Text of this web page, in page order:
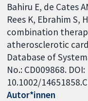
Bahiru E, de Cates
Rees K, Ebrahim S,
combination
atherosclerotic
Database of
No.: CD009868. DOI:
10.1002/
Autor*innen